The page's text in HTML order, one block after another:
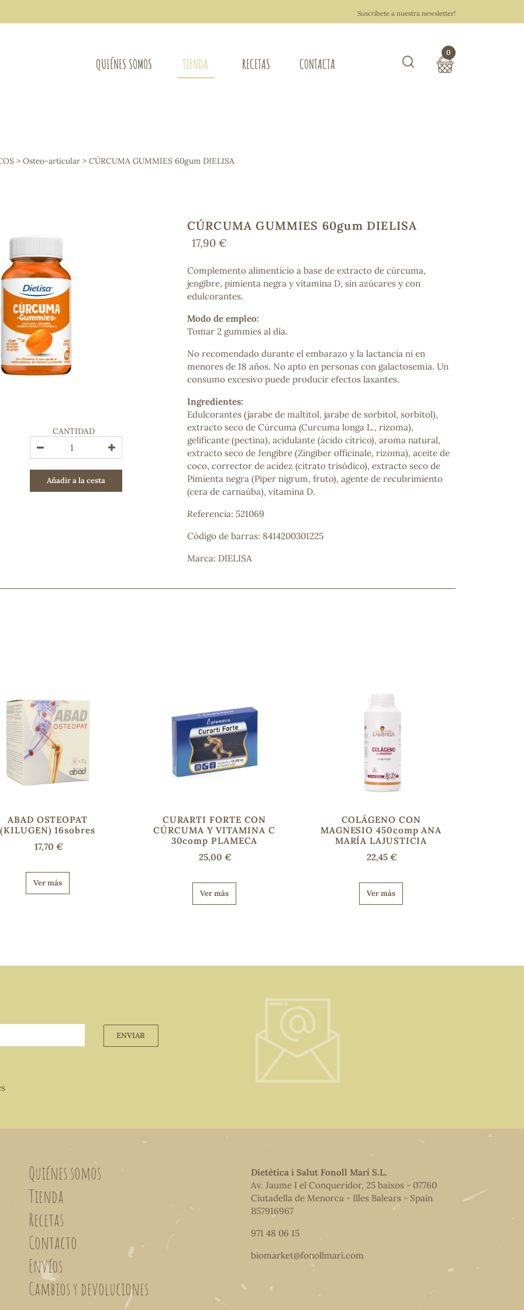
Suscríbete a nuestra newsletter!
QUIÉNES SOMOS TIENDA
Osteo-articular
Mujer
Depurativos
Bienestar emocional
Jalea Real
Memoria
Hierro
Deporte
Digestivos
Circulatorio, colesterol y glucosa
Superalimentos
Proteína
COSMÉTICA E HIGIENE PERSONAL
Cremas, lociones y aceites corporales
Hombre
Higiene personal
Labiales
Higiene y cuidado capilar
RECETAS CONTACTA
0
> Osteo-articular > CÚRCUMA GUMMIES 60gum DIELISA
CANTIDAD
Añadir a la cesta
CÚRCUMA GUMMIES 60gum DIELISA
17,90 €
Complemento alimenticio a base de extracto de cúrcuma,
jengibre, pimienta negra y vitamina D, sin azúcares y con
edulcorantes.
Modo de empleo:
Tomar 2 gummies al día.
No recomendado durante el embarazo y la lactancia ni en
menores de 18 años. No apto en personas con galactosemia. Un
consumo excesivo puede producir efectos laxantes.
Ingredientes:
Edulcorantes (jarabe de maltitol, jarabe de sorbitol, sorbitol),
extracto seco de Cúrcuma (Curcuma longa L., rizoma),
gelificante (pectina), acidulante (ácido cítrico), aroma natural,
extracto seco de Jengibre (Zingiber officinale, rizoma), aceite de
coco, corrector de acidez (citrato trisódico), extracto seco de
Pimienta negra (Piper nigrum, fruto), agente de recubrimiento
(cera de carnaúba), vitamina D.
Referencia: 521069
Código de barras: 8414200301225
Marca: DIELISA
ABAD OSTEOPAT
(KILUGEN) 16sobres
17,70 €
Ver más
CURARTI FORTE CON
CÚRCUMA Y VITAMINA C
30comp PLAMECA
25,00 €
Ver más
COLÁGENO CON
MAGNESIO 450comp ANA
MARÍA LAJUSTICIA
22,45 €
Ver más
ENVIAR
Quiénes somos
Tienda
Recetas
Contacto
Envíos
Cambios y devoluciones
Dietètica i Salut Fonoll Marí S.L.
Av. Jaume I el Conqueridor, 25 baixos - 07760
Ciutadella de Menorca - Illes Balears - Spain
B57916967
971 48 06 15
biomarket@fonollmari.com